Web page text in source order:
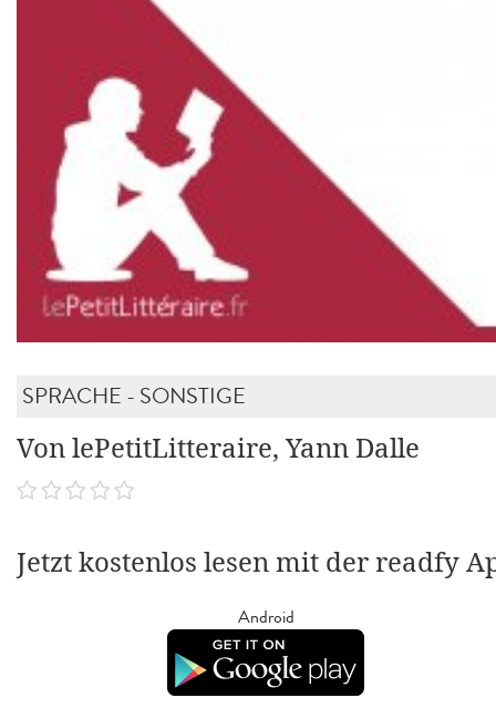
SPRACHE - SONSTIGE
Von lePetitLitteraire, Yann Dalle
Jetzt kostenlos lesen mit der readfy
Android